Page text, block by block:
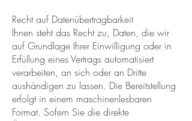
Recht auf Datenübertragbarkeit
Ihnen steht das Recht zu, Daten, die wir
auf Grundlage Ihrer Einwilligung oder in
Erfüllung eines Vertrags automatisiert
verarbeiten, an sich oder an Dritte
aushändigen zu lassen. Die Bereitstellung
erfolgt in einem maschinenlesbaren
Format. Sofern Sie die direkte